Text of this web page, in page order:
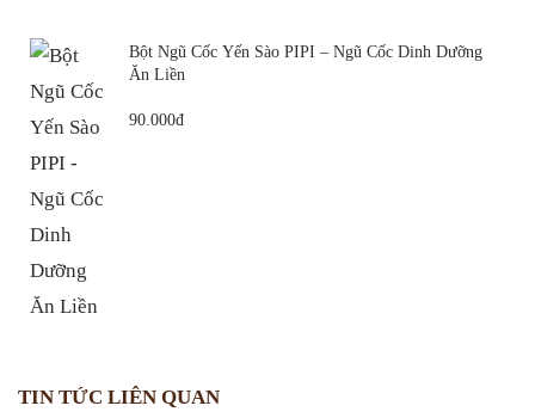
Bột Ngũ Cốc Yến Sào PIPI – Ngũ Cốc Dinh Dưỡng
Ăn Liền
90.000
TIN TỨC LIÊN QUAN